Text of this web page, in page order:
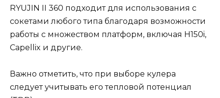
RYUJIN II 360 подходит для использования с
сокетами любого типа благодаря возможности
работы с множеством платформ, включая H150i,
Capellix и другие.
Важно отметить, что при выборе кулера
следует учитывать его тепловой потенциал